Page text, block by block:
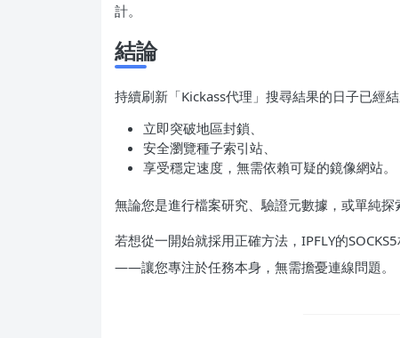
計。
結論
持續刷新「Kickass代理」搜尋結果的日子已經
立即突破地區封鎖、
安全瀏覽種子索引站、
享受穩定速度，無需依賴可疑的鏡像網站。
無論您是進行檔案研究、驗證元數據，或單純
若想從一開始就採用正確方法，IPFLY的
——讓您專注於任務本身，無需擔憂連線問題。